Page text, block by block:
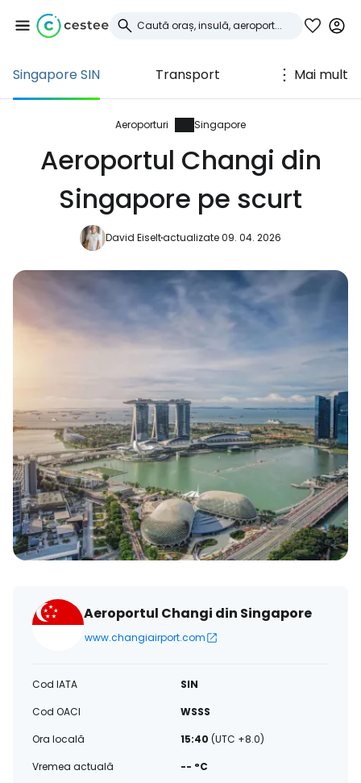
Singapore SIN Transport Mai mult
Aeroporturi Singapore
Aeroportul Changi din
Singapore pe scurt
David Eiseltactualizate 09. 04. 2026
Aeroportul Changi din Singapore
www.changiairport.com
Cod IATA
SIN
Cod OACI
WSSS
Ora locală
15:40 (UTC +8.0)
Vremea actuală
-- °C
Conectați-vă la
Cestee
... comunitatea mondială a călătorilor
Continuați cu Google
Continuați cu Facebook
Continuați cu e-mailul